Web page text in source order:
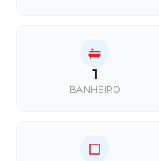
1
BANHEIRO